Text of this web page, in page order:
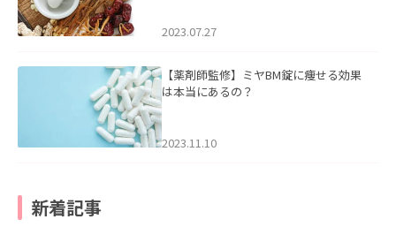
2023.07.27
【薬剤師監修】ミヤBM錠に痩せる効果
は本当にあるの？
2023.11.10
新着記事